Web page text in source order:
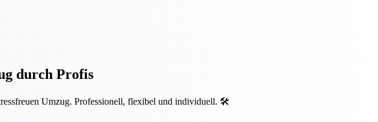
durch Profis
Umzug. Professionell, flexibel und individuell. 🛠️